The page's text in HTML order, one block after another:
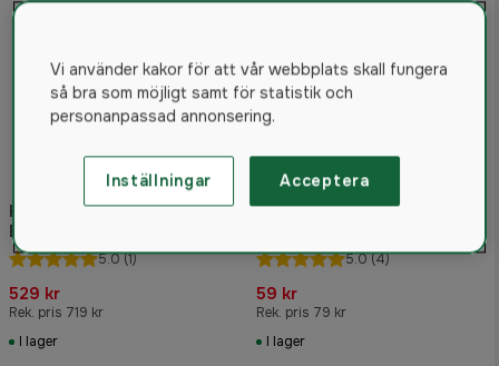
Husqvarna
Begränsningskabel 50 m,
Ø3.4mm, Svart
5.0(1)
529 kr
Rek. pris 719 kr
I lager
Signalkabelhållare, 100-
5.0(4)
59 kr
Rek. pris 79 kr
I lager
Vi använder kakor för att vår webbplats skall fungera
så bra som möjligt samt för statistik och
personanpassad annonsering.
Inställningar Acceptera